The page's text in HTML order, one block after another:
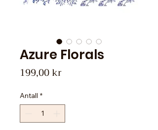
Azure Florals
199,00 krPris
Antall *